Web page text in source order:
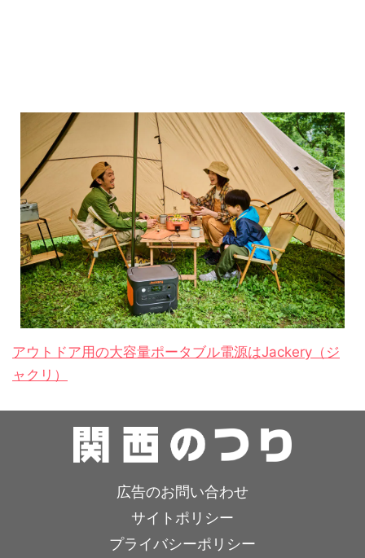
アウトドア用の大容量ポータブル電源はJackery（ジ
ャクリ）
広告のお問い合わせ
サイトポリシー
プライバシーポリシー